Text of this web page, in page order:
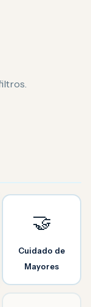
🤝
Cuidado de
Mayores